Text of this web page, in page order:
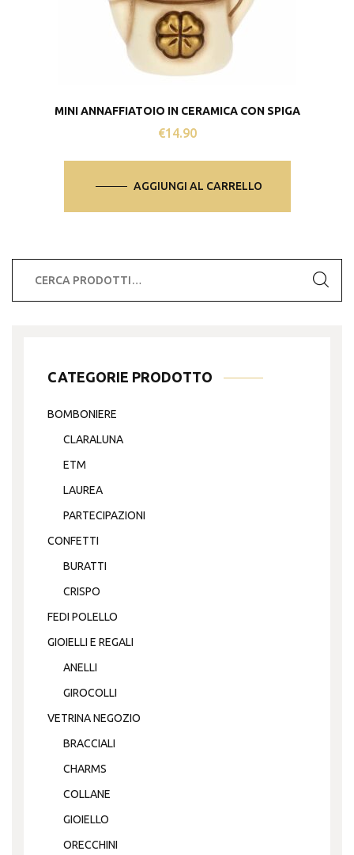
MINI ANNAFFIATOIO IN CERAMICA CON SPIGA
€14.90
AGGIUNGI AL CARRELLO
CATEGORIE PRODOTTO
BOMBONIERE
CLARALUNA
ETM
LAUREA
PARTECIPAZIONI
CONFETTI
BURATTI
CRISPO
FEDI POLELLO
GIOIELLI E REGALI
ANELLI
GIROCOLLI
VETRINA NEGOZIO
BRACCIALI
CHARMS
COLLANE
GIOIELLO
ORECCHINI